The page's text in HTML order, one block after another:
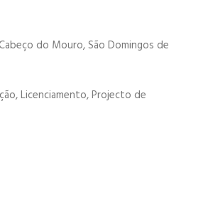
do Mouro, São Domingos de
Licenciamento, Projecto de